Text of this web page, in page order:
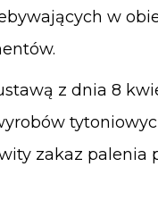
w
z dnia 8
zakaz